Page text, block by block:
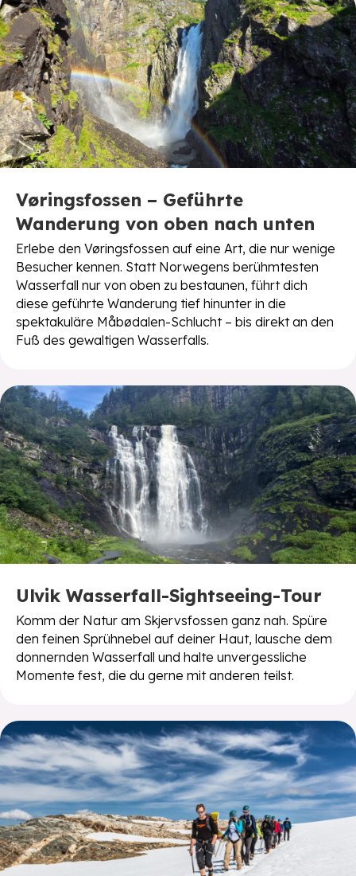
Vøringsfossen – Geführte
Wanderung von oben nach unten
Erlebe den Vøringsfossen auf eine Art, die nur wenige
Besucher kennen. Statt Norwegens berühmtesten
Wasserfall nur von oben zu bestaunen, führt dich
diese geführte Wanderung tief hinunter in die
spektakuläre Måbødalen-Schlucht – bis direkt an den
Fuß des gewaltigen Wasserfalls.
Ulvik Wasserfall-Sightseeing-Tour
Komm der Natur am Skjervsfossen ganz nah. Spüre
den feinen Sprühnebel auf deiner Haut, lausche dem
donnernden Wasserfall und halte unvergessliche
Momente fest, die du gerne mit anderen teilst.